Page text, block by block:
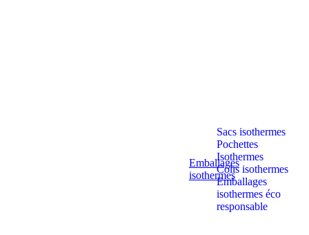
Emballages
isothermes
Sacs isothermes
Pochettes
Isothermes
Colis isothermes
Emballages
isothermes éco
responsable